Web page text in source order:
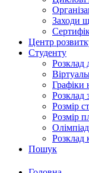
Заходи
Центр
Студенту
Розклад
Графіки
Розклад
Розмір
Розмір
Розклад
Пошук